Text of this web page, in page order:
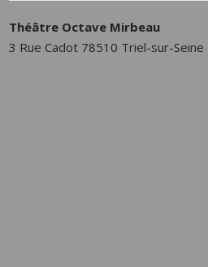
Théâtre Octave Mirbeau
3 Rue Cadot 78510 Triel-sur-Seine